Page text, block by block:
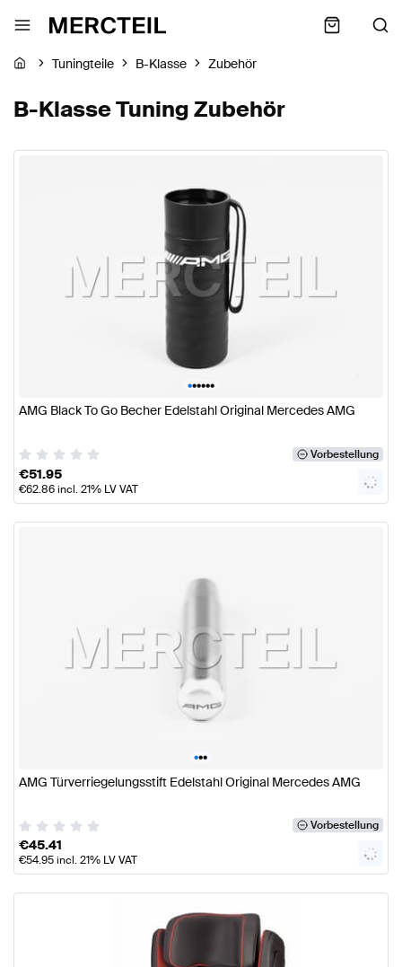
Tuningteile B-Klasse Zubehör
B-Klasse Tuning Zubehör
••••••
AMG Black To Go Becher Edelstahl Original Mercedes AMG
Vorbestellung
€51.95
€62.86incl. 21% LV VAT
•••
AMG Türverriegelungsstift Edelstahl Original Mercedes AMG
Vorbestellung
€45.41
€54.95incl. 21% LV VAT